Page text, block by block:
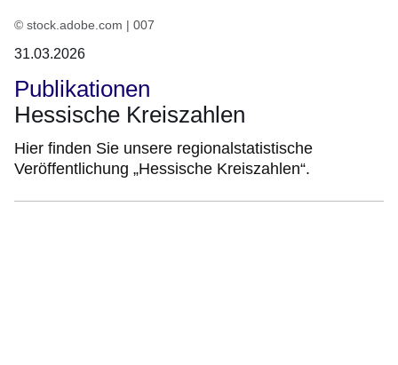
© stock.adobe.com | 007
31.03.2026
Publikationen
Hessische Kreiszahlen
Hier finden Sie unsere regionalstatistische
Veröffentlichung „Hessische Kreiszahlen“.